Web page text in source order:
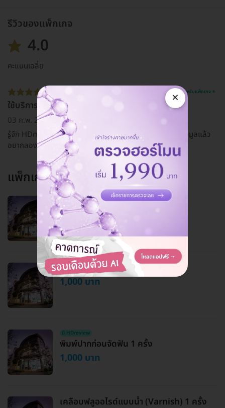
รีวิวของแพ็กเกจ
4.0
คะแนนเฉลี่ย
รีวิวสำหรับแพ็กเกจ ⭐
ใช้บริการแล้วพบว่าสะดวกดีค่ะ
03 ก.พ. 2022
รู้จัก HDmall ทาง facebook ที่อยากใช้บริการ เพราะได้อ่านข้อมูลแล้ว
อยากลองใช้บริการ
แพ็กเกจอื่นจาก Dental One Clinic
เกลารากฟัน 1 ซี่
500 บาท
ถอนฟัน เคสยาก 1 ซี่
1,000 บาท
มี HDreview
พิมพ์ปากก่อนจัดฟัน 1 ครั้ง
1,000 บาท
เคลือบฟลูออไรด์แบบน้ำ (Varnish) 1 ครั้ง
×